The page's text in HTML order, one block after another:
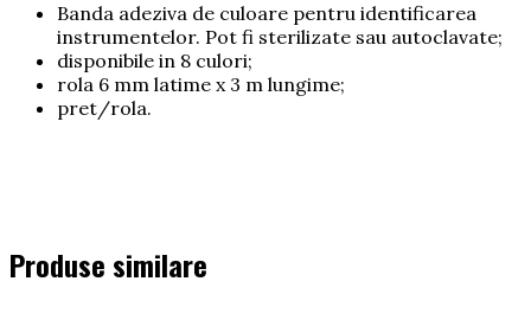
Banda adeziva de culoare pentru identificarea
instrumentelor. Pot fi sterilizate sau autoclavate;
disponibile in 8 culori;
rola 6 mm latime x 3 m lungime;
pret/rola.
Produse similare